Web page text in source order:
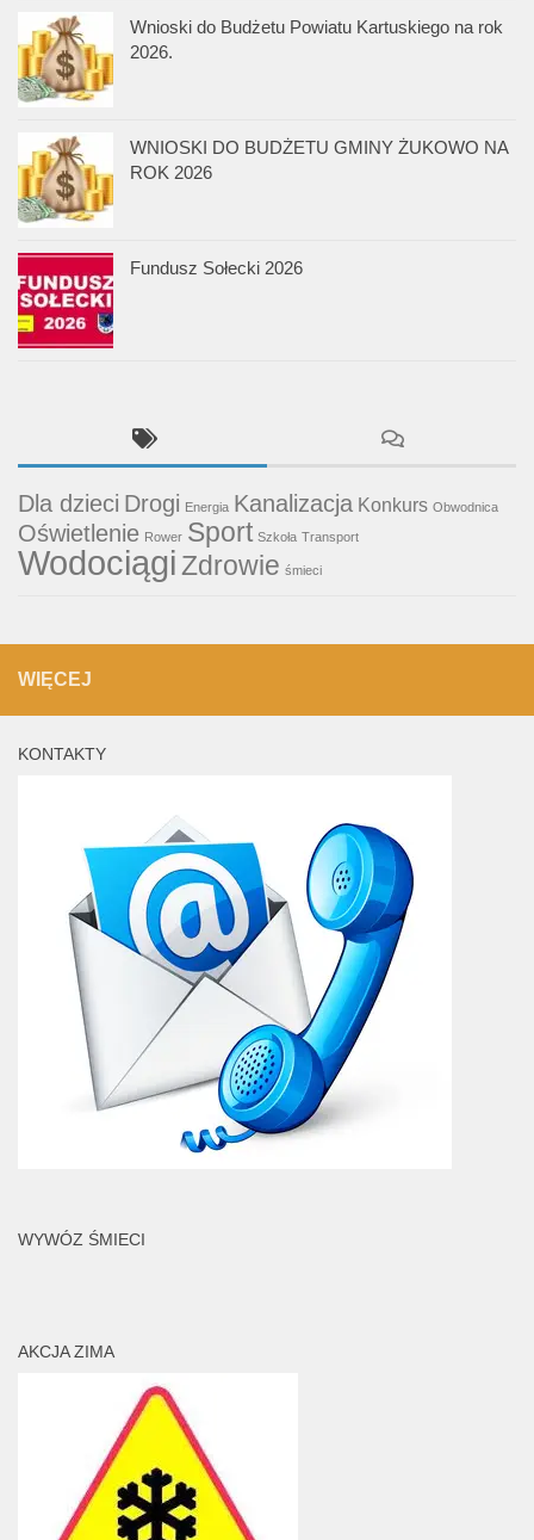
Wnioski do Budżetu Powiatu Kartuskiego na rok
2026.
WNIOSKI DO BUDŻETU GMINY ŻUKOWO NA
ROK 2026
Fundusz Sołecki 2026
Dla dzieci Drogi Energia Kanalizacja Konkurs Obwodnica
Oświetlenie Rower Sport Szkoła Transport
WodociągiZdrowie śmieci
WIĘCEJ
KONTAKTY
WYWÓZ ŚMIECI
AKCJA ZIMA